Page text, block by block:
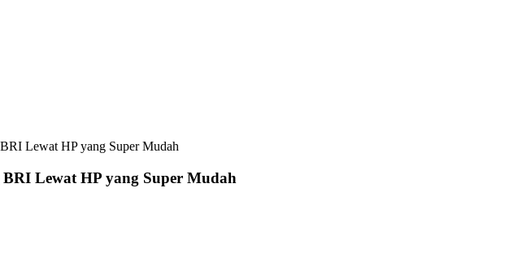
Lewat HP yang Super Mudah
Lewat HP yang Super Mudah